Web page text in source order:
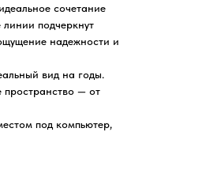
сочетание
подчеркнут
надежности и
вид на годы.
— от
под компьютер,